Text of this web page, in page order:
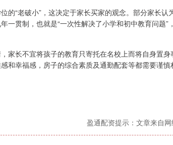
的“老破小”，这决定于家长买家的观念。部分家长认
一贯制，也就是“一次性解决了小学和初中教育问题”
家长不宜将孩子的教育只寄托在名校上而将自身置
和幸福感，房子的综合素质及通勤配套等都需要谨慎
盈通配资提示：文章来自网